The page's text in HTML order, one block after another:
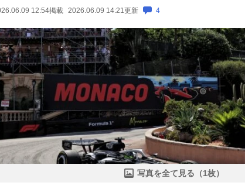
12:54掲載 2026.06.09 14:21 更新 4
写真を全て見る（1枚）